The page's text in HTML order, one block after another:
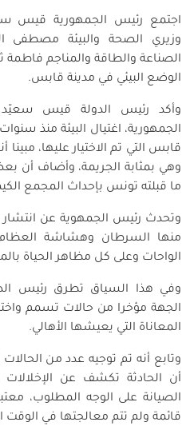
اجتمع رئيس الجمهورية قيس
وزيري الصحة والبيئة مصطفى
الصناعة والطاقة والمناجم فاطمة
الوضع البيئي في مدينة قابس.
وأكد رئيس الدولة قيس
الجمهورية، اغتيال البيئة منذ
قابس التي تم الاختيار عليها،
وهي بمثابة الجريمة، وأضاف أن
ما قبلته تونس بإحداث المجمع
وتحدث رئيس الجمهوية عن
منها السرطان وهشاشة
الواحات وعلى كل مظاهر الحياة
وفي هذا السياق تطرق رئيس
الجهة مؤخرا من حالات تسمم
المعاناة التي يعيشها الأهالي.
وتابع أنه تم توجيه عدد من
أن الحادثة تكشف عن الإخلالات
الصيانة على الوجه المطلوب،
قائمة ولم تتم معالجتها في الوقت